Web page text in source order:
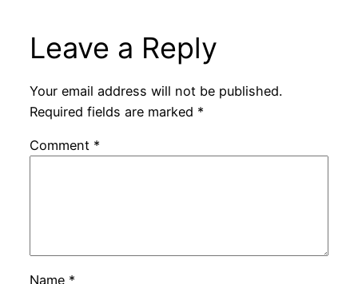
Leave a Reply
Your email address will not be published.
Required fields are marked *
Comment *
Name *